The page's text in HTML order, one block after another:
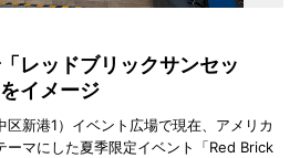
レッドブリックサンセッ
イメージ
新港1）イベント広場で現在、アメリカ
ーマにした夏季限定イベント「Red Brick